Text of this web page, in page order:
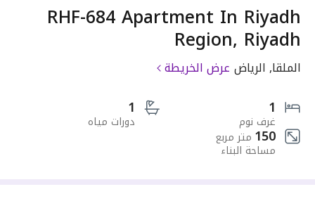
RHF-684 Apartment In Riyadh
Region, Riyadh
الملقا, الرياض عرض الخريطة
1
غرف نوم
1
دورات مياه
150 متر مربع
مساحة البناء